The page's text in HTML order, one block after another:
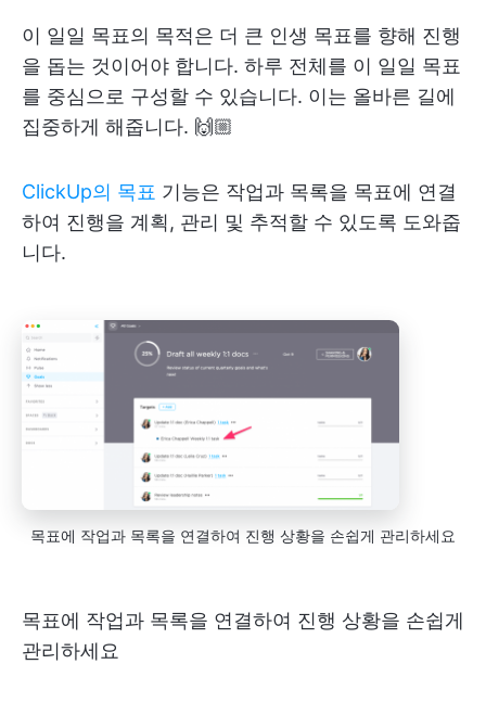
이 일일 목표의 목적은 더 큰 인생 목표를 향해 진행
을 돕는 것이어야 합니다. 하루 전체를 이 일일 목표
를 중심으로 구성할 수 있습니다. 이는 올바른 길에
집중하게 해줍니다. 🙌🏼
ClickUp의 목표 기능은 작업과 목록을 목표에 연결
하여 진행을 계획, 관리 및 추적할 수 있도록 도와줍
니다.
목표에 작업과 목록을 연결하여 진행 상황을 손쉽게 관리하세요
목표에 작업과 목록을 연결하여 진행 상황을 손쉽게
관리하세요